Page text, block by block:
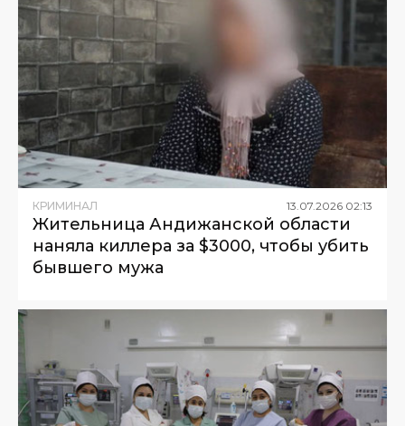
КРИМИНАЛ 13.07.2026 02:13
Жительница Андижанской области
наняла киллера за $3000, чтобы убить
бывшего мужа